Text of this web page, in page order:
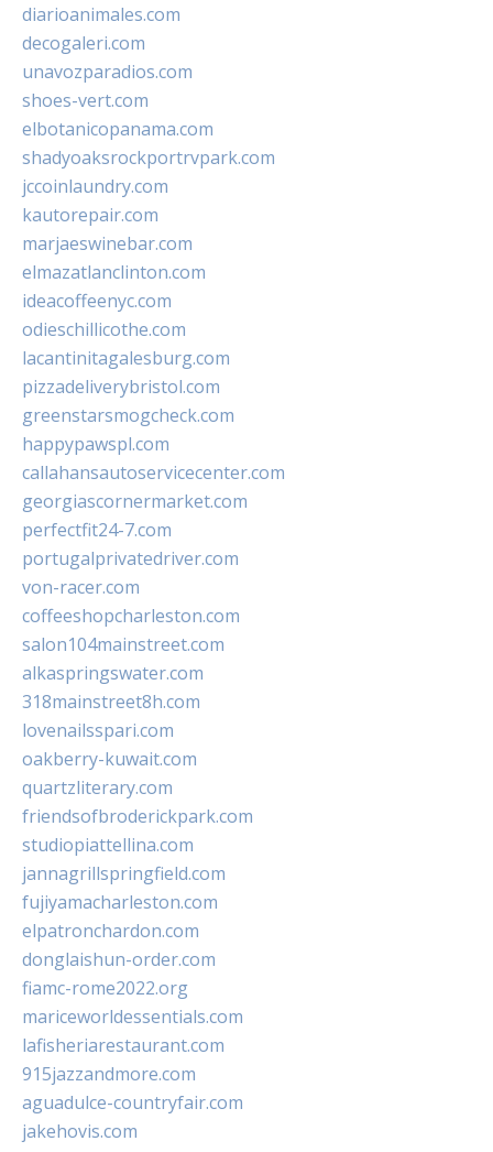
diarioanimales.com
decogaleri.com
unavozparadios.com
shoes-vert.com
elbotanicopanama.com
shadyoaksrockportrvpark.com
jccoinlaundry.com
kautorepair.com
marjaeswinebar.com
elmazatlanclinton.com
ideacoffeenyc.com
odieschillicothe.com
lacantinitagalesburg.com
pizzadeliverybristol.com
greenstarsmogcheck.com
happypawspl.com
callahansautoservicecenter.com
georgiascornermarket.com
perfectfit24-7.com
portugalprivatedriver.com
von-racer.com
coffeeshopcharleston.com
salon104mainstreet.com
alkaspringswater.com
318mainstreet8h.com
lovenailsspari.com
oakberry-kuwait.com
quartzliterary.com
friendsofbroderickpark.com
studiopiattellina.com
jannagrillspringfield.com
fujiyamacharleston.com
elpatronchardon.com
donglaishun-order.com
fiamc-rome2022.org
mariceworldessentials.com
lafisheriarestaurant.com
915jazzandmore.com
aguadulce-countryfair.com
jakehovis.com